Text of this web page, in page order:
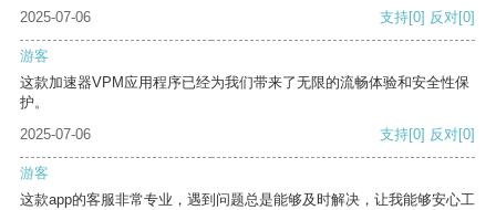
2025-07-06 支持[0] 反对[0]
游客
这款加速器VPM应用程序已经为我们带来了无限的流畅体验和安全性保
护。
2025-07-06
支持[0] 反对[0]
游客
这款app的客服非常专业，遇到问题总是能够及时解决，让我能够安心工